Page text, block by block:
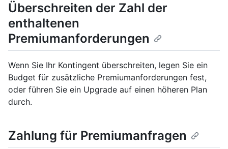
Überschreiten der Zahl der
enthaltenen
Premiumanforderungen
Wenn Sie Ihr Kontingent überschreiten, legen Sie ein
Budget für zusätzliche Premiumanforderungen fest,
oder führen Sie ein Upgrade auf einen höheren Plan
durch.
Zahlung für Premiumanfragen